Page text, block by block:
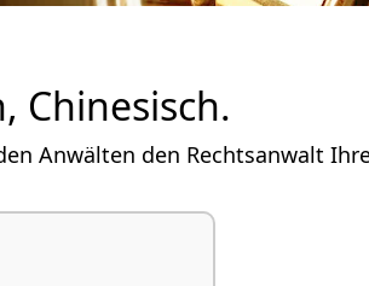
Chinesisch.
Anwälten den Rechtsanwalt